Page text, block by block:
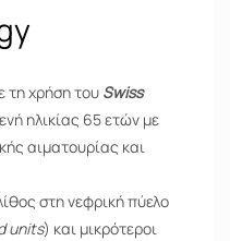
τη χρήση του Swiss
ηλικίας 65 ετών με
αιματουρίας και
στη νεφρική πύελο
units) και μικρότεροι